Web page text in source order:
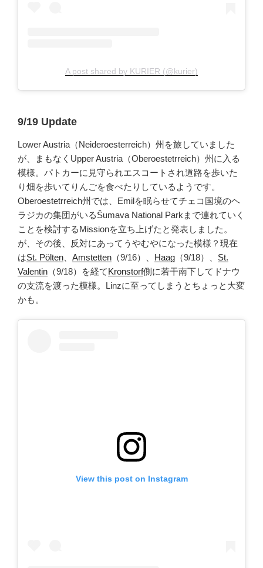
A post shared by KURIER (@kurier)
9/19 Update
Lower Austria（Neideroesterreich）州を旅していました
が、まもなくUpper Austria（Oberoestetrreich）州に入る
模様。パトカーに見守られエスコートされ道路を歩いた
り畑を歩いてりんごを食べたりしているようです。
Oberoestetrreich州では、Emilを眠らせてチェコ国境のヘ
ラジカの集団がいるŠumava National Parkまで連れていく
ことを検討するMissionを立ち上げたと発表しました。
が、その後、反対にあってうやむやになった模様？現在
はSt. Pölten Amstetten （9/16）、 Haag （9/18）、 St.
Valentin （9/18）を経てKronstorf側に若干南下してドナウ
の支流を渡った模様。Linzに至ってしまうとちょっと大変
かも。
View this post on Instagram